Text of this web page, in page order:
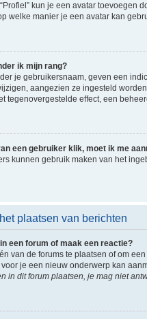
kun je een avatar
welke manier je een avatar kan
ik mijn rang?
je gebruikersnaam, geven een
aangezien ze ingesteld
tegenovergestelde effect, een
een gebruiker klik, moet ik me
kunnen gebruik maken van het
plaatsen van berichten
een forum of maak een reactie?
van de forums te plaatsen of om
je een nieuw onderwerp kan
in dit forum plaatsen, je mag niet